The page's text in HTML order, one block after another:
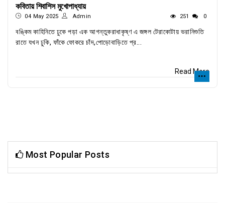
কবিতায় শিবাশিস মুখোপাধ্যায়
04 May 2025 Admin 251 0
বঙ্কিম কাহিনিতে ঢুকে পড়া এক আগন্তুকরাধাকৃষ্ণ এ জঙ্গল টেরাকোটায় ভরানিশুতি
রাতে যখন ঢুকি, ফাঁকে ফোকরে চাঁদ,পোড়োবাড়িতে প্র...
Read More
Most Popular Posts